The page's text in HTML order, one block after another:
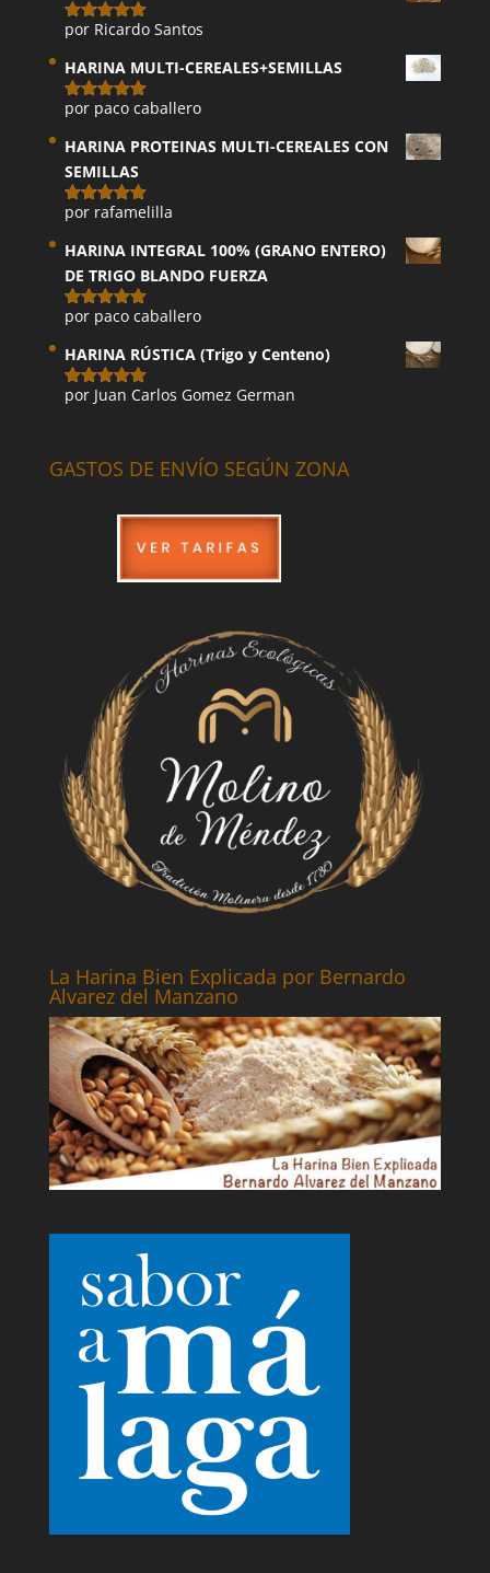
Valorado
por Ricardo Santos
HARINA MULTI-CEREALES+SEMILLAS
Valorado
por paco caballero
HARINA PROTEINAS MULTI-CEREALES CON
SEMILLAS
Valorado
por rafamelilla
HARINA INTEGRAL 100% (GRANO ENTERO)
DE TRIGO BLANDO FUERZA
Valorado
por paco caballero
HARINA RÚSTICA (Trigo y Centeno)
Valorado
por Juan Carlos Gomez German
GASTOS DE ENVÍO SEGÚN ZONA
La Harina Bien Explicada por Bernardo
Alvarez del Manzano